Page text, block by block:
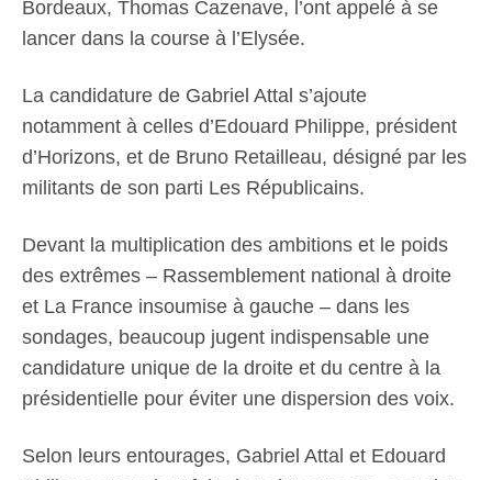
Bordeaux, Thomas Cazenave, l’ont appelé à se
lancer dans la course à l’Elysée.
La candidature de Gabriel Attal s’ajoute
notamment à celles d’Edouard Philippe, président
d’Horizons, et de Bruno Retailleau, désigné par les
militants de son parti Les Républicains.
Devant la multiplication des ambitions et le poids
des extrêmes – Rassemblement national à droite
et La France insoumise à gauche – dans les
sondages, beaucoup jugent indispensable une
candidature unique de la droite et du centre à la
présidentielle pour éviter une dispersion des voix.
Selon leurs entourages, Gabriel Attal et Edouard